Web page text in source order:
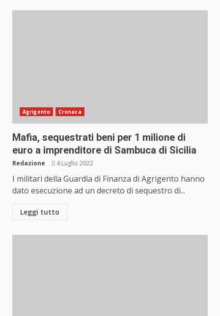
Agrigento Cronaca
Mafia, sequestrati beni per 1 milione di
euro a imprenditore di Sambuca di Sicilia
Redazione 4 Luglio 2022
I militari della Guardia di Finanza di Agrigento hanno
dato esecuzione ad un decreto di sequestro di...
Leggi tutto